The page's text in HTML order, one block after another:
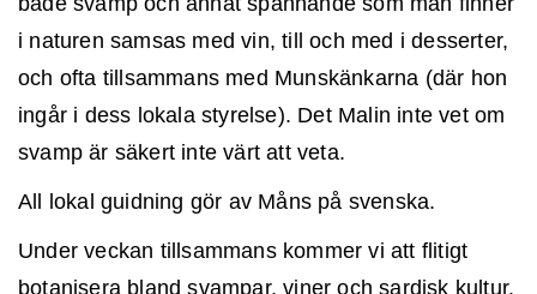
i naturen samsas med vin, till och med i desserter,
och ofta tillsammans med Munskänkarna (där hon
ingår i dess lokala styrelse). Det Malin inte vet om
svamp är säkert inte värt att veta.
All lokal guidning gör av Måns på svenska.
Under veckan tillsammans kommer vi att flitigt
botanisera bland svampar, viner och sardisk kultur.